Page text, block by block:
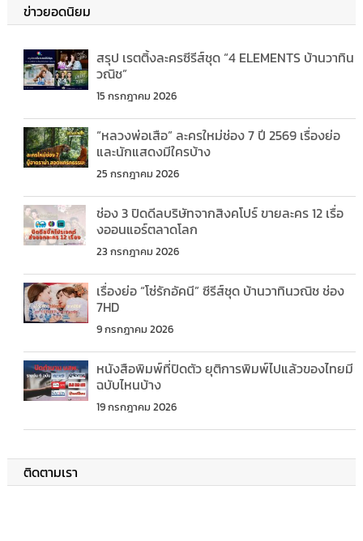
ข่าวยอดนิยม
สรุป เรตติ้งละครซีรีส์ชุด “4 ELEMENTS บ้านวาทิน
วณิช”
15 กรกฎาคม 2026
“หลวงพ่อเสือ” ละครใหม่ช่อง 7 ปี 2569 เรื่องย่อ
และนักแสดงมีใครบ้าง
25 กรกฎาคม 2026
ช่อง 3 ปิดดีลบริษัทจากสิงคโปร์ ขายละคร 12 เรื่อ
งออนแอร์ตลาดโลก
23 กรกฎาคม 2026
เรื่องย่อ “โซ่รักอัคนี” ซีรีส์ชุด บ้านวาทินวณิช ช่อง
7HD
9 กรกฎาคม 2026
หนังสือพิมพ์ที่ปิดตัว ยุติการพิมพ์ไปแล้วของไทยมี
ฉบับไหนบ้าง
19 กรกฎาคม 2026
ติดตามเรา